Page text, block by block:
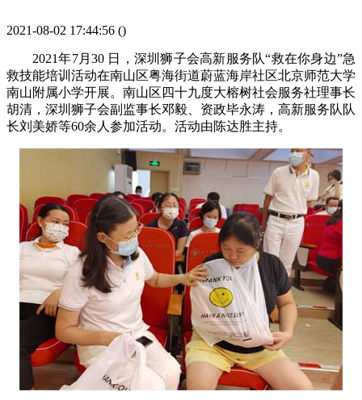
2021-08-02 17:44:56 ()
2021年7月30 日，深圳狮子会高新服务队“救在你身边”急
救技能培训活动在南山区粤海街道蔚蓝海岸社区北京师范大学
南山附属小学开展。南山区四十九度大榕树社会服务社理事长
胡清，深圳狮子会副监事长邓毅、资政毕永涛，高新服务队队
长刘美娇等60余人参加活动。活动由陈达胜主持。